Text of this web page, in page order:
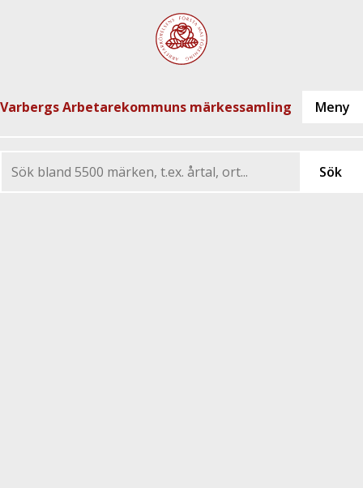
Varbergs Arbetarekommuns märkessamling